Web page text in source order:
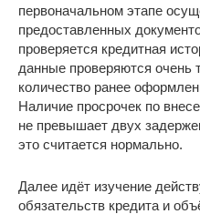
первоначальном этапе
предоставленных
проверяется кредитная
данные проверяются очень
количество ранее
Наличие просрочек по
не превышает двух
это считается нормально.
Далее идёт изучение
обязательств кредита и